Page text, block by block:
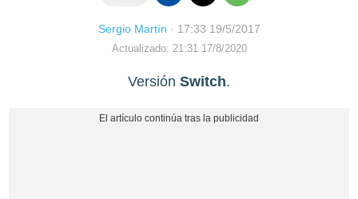
Sergio Martín · 17:33 19/5/2017
Actualizado: 21:31 17/8/2020
Versión Switch.